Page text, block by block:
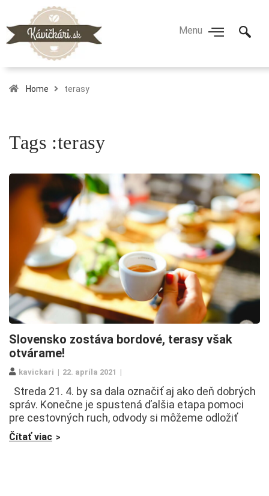
Home terasy
Tags :terasy
Slovensko zostáva bordové, terasy však
otvárame!
kavickari 22. apríla 2021
Streda 21. 4. by sa dala označiť aj ako deň dobrých
správ. Konečne je spustená ďalšia etapa pomoci
pre cestovných ruch, odvody si môžeme odložiť
Čítať viac